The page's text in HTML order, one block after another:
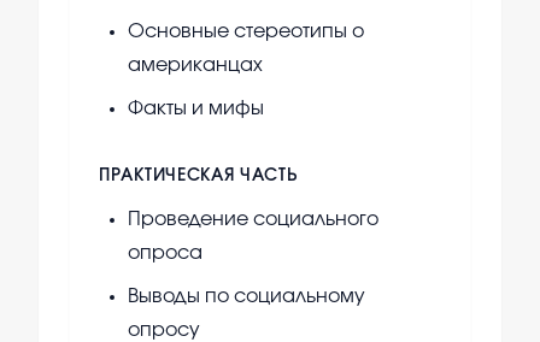
Основные стереотипы о
американцах
Факты и мифы
ПРАКТИЧЕСКАЯ ЧАСТЬ
Проведение социального
опроса
Выводы по социальному
опросу